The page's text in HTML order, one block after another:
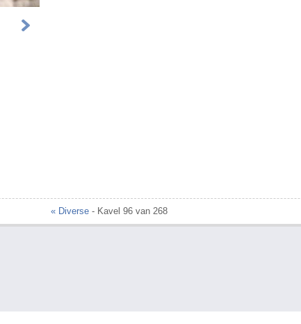
« Diverse - Kavel 96 van 268